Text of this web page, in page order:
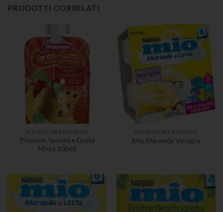
PRODOTTI CORRELATI
ALIMENTI PER BAMBINO
Plasmon Spremi e Gusta
Mista 100ml
ALIMENTI PER BAMBINO
Mio Merenda Vaniglia